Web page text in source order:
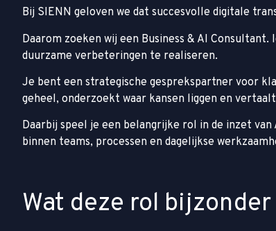
Bij SIENN geloven we dat succesvolle digitale
Daarom zoeken wij een Business & AI
duurzame verbeteringen te realiseren.
Je bent een strategische gesprekspartner voor
geheel, onderzoekt waar kansen liggen en
Daarbij speel je een belangrijke rol in de inzet
binnen teams, processen en dagelijkse
Wat deze rol